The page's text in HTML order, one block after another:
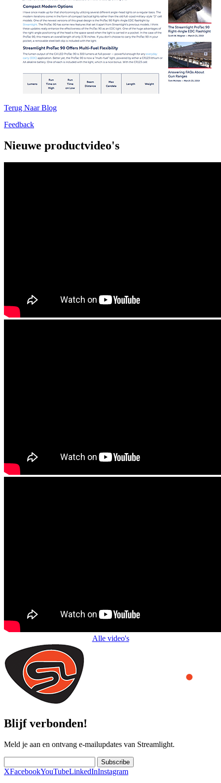
Terug Naar Blog
Feedback
Nieuwe productvideo's
Alle video's
Blijf verbonden!
Meld je aan en ontvang e-mailupdates van Streamlight.
Subscribe
XFacebookYouTubeLinkedInInstagram